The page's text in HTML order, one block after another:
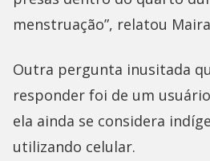
menstruação”, relatou
Outra pergunta inusitada
responder foi de um
ela ainda se considera
utilizando celular.